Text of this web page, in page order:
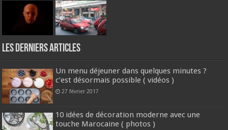
Les derniers articles
Un menu déjeuner dans quelques minutes ?
c’est désormais possible ( vidéos )
27 février 2017
10 idées de décoration moderne avec une
touche Marocaine ( photos )